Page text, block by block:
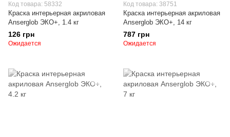
Код товара: 58332
Краска интерьерная акриловая
Anserglob ЭКО+, 1.4 кг
126 грн
Ожидается
Код товара: 38751
Краска интерьерная акриловая
Anserglob ЭКО+, 14 кг
787 грн
Ожидается